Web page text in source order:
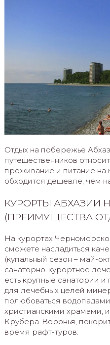
Отдых на побережье
путешественников
проживание и питание на
обходится дешевле, чем
КУРОРТЫ АБХАЗИИ
(ПРЕИМУЩЕСТВА
На курортах
сможете насладиться
(купальный сезон – май-
санаторно-курортное
есть крупные санатории
для лечебных целей
полюбоваться
христианскими храмами,
Крубера-Воронья,
время рафт-туров.